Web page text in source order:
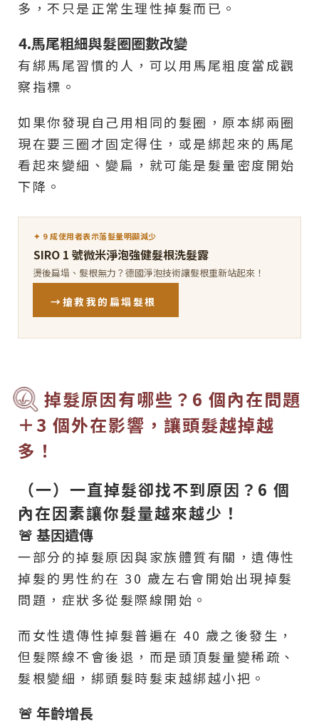
多，不只是正常生理性掉髮而已。
4.馬尾粗細與髮圈圈數改變
有綁馬尾習慣的人，可以用馬尾粗度當成觀
察指標。
如果你發現自己用相同的髮圈，原本綁兩圈
現在要三圈才固定得住，或是綁起來的馬尾
看起來變細、變扁，就可能是髮量密度開始
下降。
✦ 9 成使用者表示落髮量明顯減少
SIRO 1 號微米淨泡強健髮根洗髮露
燙後扁塌、髮根無力？德國淨泡技術讓髮根重新站起來！
→搶救我的扁塌髮根
掉髮原因有哪些？6 個內在問題
＋3 個外在影響，讓頭髮越掉越
多！
（一）一直掉髮卻找不到原因？6 個
內在因素讓你髮量越來越少！
🚨 基因遺傳
一部分的掉髮原因與家族體質有關，遺傳性
掉髮的男性約在 30 歲左右會開始出現掉髮
問題，症狀多從髮際線開始。
而女性遺傳性掉髮普遍在 40 歲之後發生，
但髮際線不會後退，而是頭頂髮量變稀疏、
髮根變細，綁頭髮時髮束越綁越小把。
🚨 年齡增長